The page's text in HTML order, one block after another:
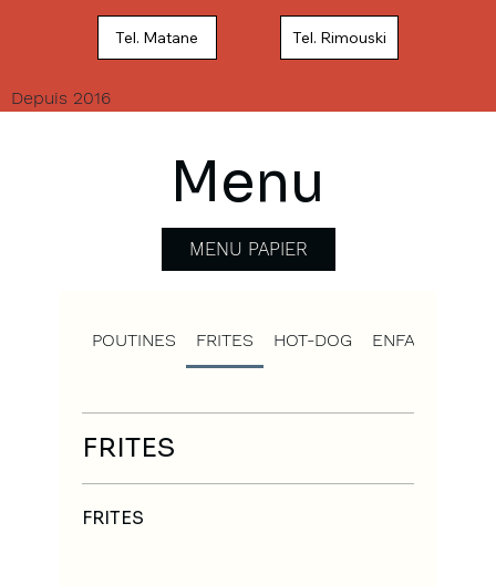
Depuis 2016
Tel. Matane Tel. Rimouski
Menu
MENU PAPIER
POUTINES FRITES HOT-DOG ENFANTS
FRITES
FRITES